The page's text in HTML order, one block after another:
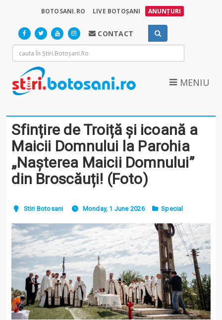
BOTOSANI.RO LIVE BOTOȘANI ANUNȚURI
CONTACT
MENIU
Sfințire de Troiță și icoană a
Maicii Domnului la Parohia
„Nașterea Maicii Domnului”
din Broscăuți! (Foto)
Stiri Botosani Monday, 1 June 2026 Special